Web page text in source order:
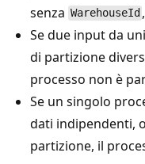
senza WarehouseId
Se due input da
di partizione
processo non è
Se un singolo
dati indipendenti,
partizione, il